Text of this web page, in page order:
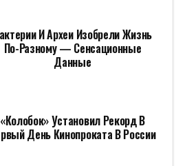
И Археи Изобрели Жизнь
По-Разному — Сенсационные
Данные
«Колобок» Установил Рекорд В
День Кинопроката В России